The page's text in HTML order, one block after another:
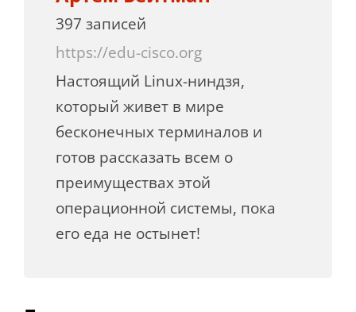
397 записей
https://edu-cisco.org
Настоящий Linux-ниндзя,
который живет в мире
бесконечных терминалов и
готов рассказать всем о
преимуществах этой
операционной системы, пока
его еда не остынет!